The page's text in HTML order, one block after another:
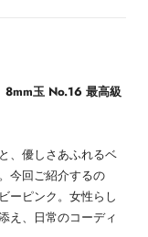
8mm玉 No.16 最高級
、優しさあふれるベ
今回ご紹介するの
ーピンク。女性らし
え、日常のコーディ